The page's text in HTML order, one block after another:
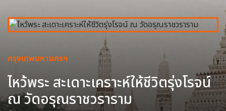
กรุงเทพมหานครฯ
ไหว้พระ สะเดาะเคราะห์ให้ชีวิตรุ่งโรจน์
ณ วัดอรุณราชวราราม